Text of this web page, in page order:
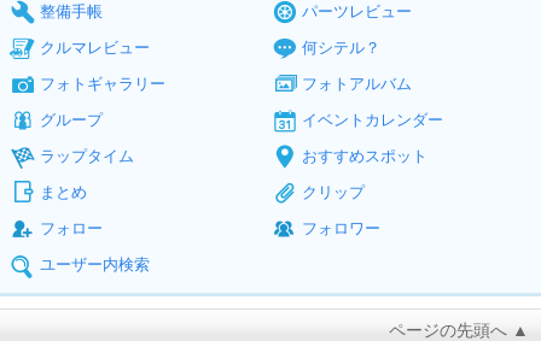
整備手帳
パーツレビュー
クルマレビュー
何シテル？
フォトギャラリー
フォトアルバム
グループ
イベントカレンダー
ラップタイム
おすすめスポット
まとめ
クリップ
フォロー
フォロワー
ユーザー内検索
ページの先頭へ ▲